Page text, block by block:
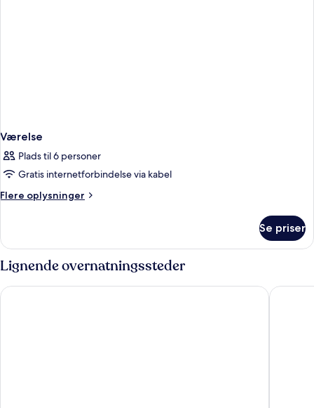
Værelse
Plads til 6 personer
Gratis internetforbindelse via kabel
Flere oplysninger
Flere
Se priser
Lignende overnatningssteder
Prize by Radisson, Vienna City B&B